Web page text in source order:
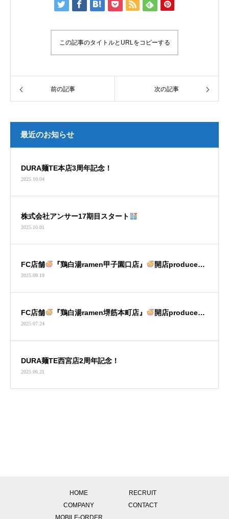
この記事のタイトルとURLをコピーする
前の記事 次の記事
最近のお知らせ
DURA麺TE本店3周年記念！
2025.10.04
株式会社アンサー17期目スタート
2025.10.01
FC店舗 『鶏白湯ramen甲子園口店』
開店produced
by DURA麺TE
2025.09.19
FC店舗 『鶏白湯ramen堺筋本町店』
開店produced
by DURA麺TE
2025.07.24
DURA麺TE西宮店2周年記念！
2025.06.21
HOME
RECRUIT
COMPANY
CONTACT
MOBILE-ORDER